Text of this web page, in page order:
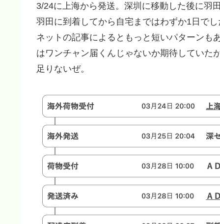
3/24に上海から発送。深圳に移動した後に羽
羽田に到着してから自宅まではわずか1日で
ネットの記事によるともっと短いパターンも
はワンチャン届くんじゃないか期待していた
足りないぜ。